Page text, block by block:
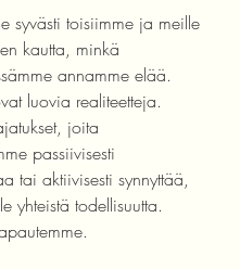
syvästi toisiimme ja meille
kautta, minkä
annamme elää.
luovia realiteetteja.
joita
passiivisesti
tai aktiivisesti synnyttää,
yhteistä todellisuutta.